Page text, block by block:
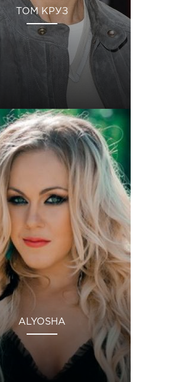
ТОМ КРУЗ
ALYOSHA